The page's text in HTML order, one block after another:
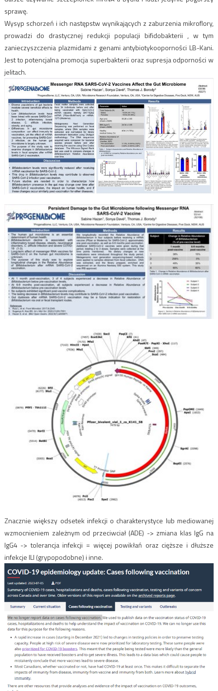
sprawę.
Wysyp schorzeń i ich następstw wynikających z zaburzenia mikroflory,
prowadzi do drastycznej redukcji populacji bifidobakterii , w tym
zanieczyszczenia plazmidami z genami antybiotykooporności LB-Kani.
Jest to potencjalna promocja superbakterii oraz supresja odporności w
jelitach.
Znacznie większy odsetek infekcji o charakterystyce lub mediowanej
wzmocnieniem zależnym od przeciwciał (ADE) -> zmiana klas IgG na
IgG4 -> tolerancja infekcji = więcej powikłań oraz cięższe i dłuższe
infekcjeILI (grypopodobne) i inne.